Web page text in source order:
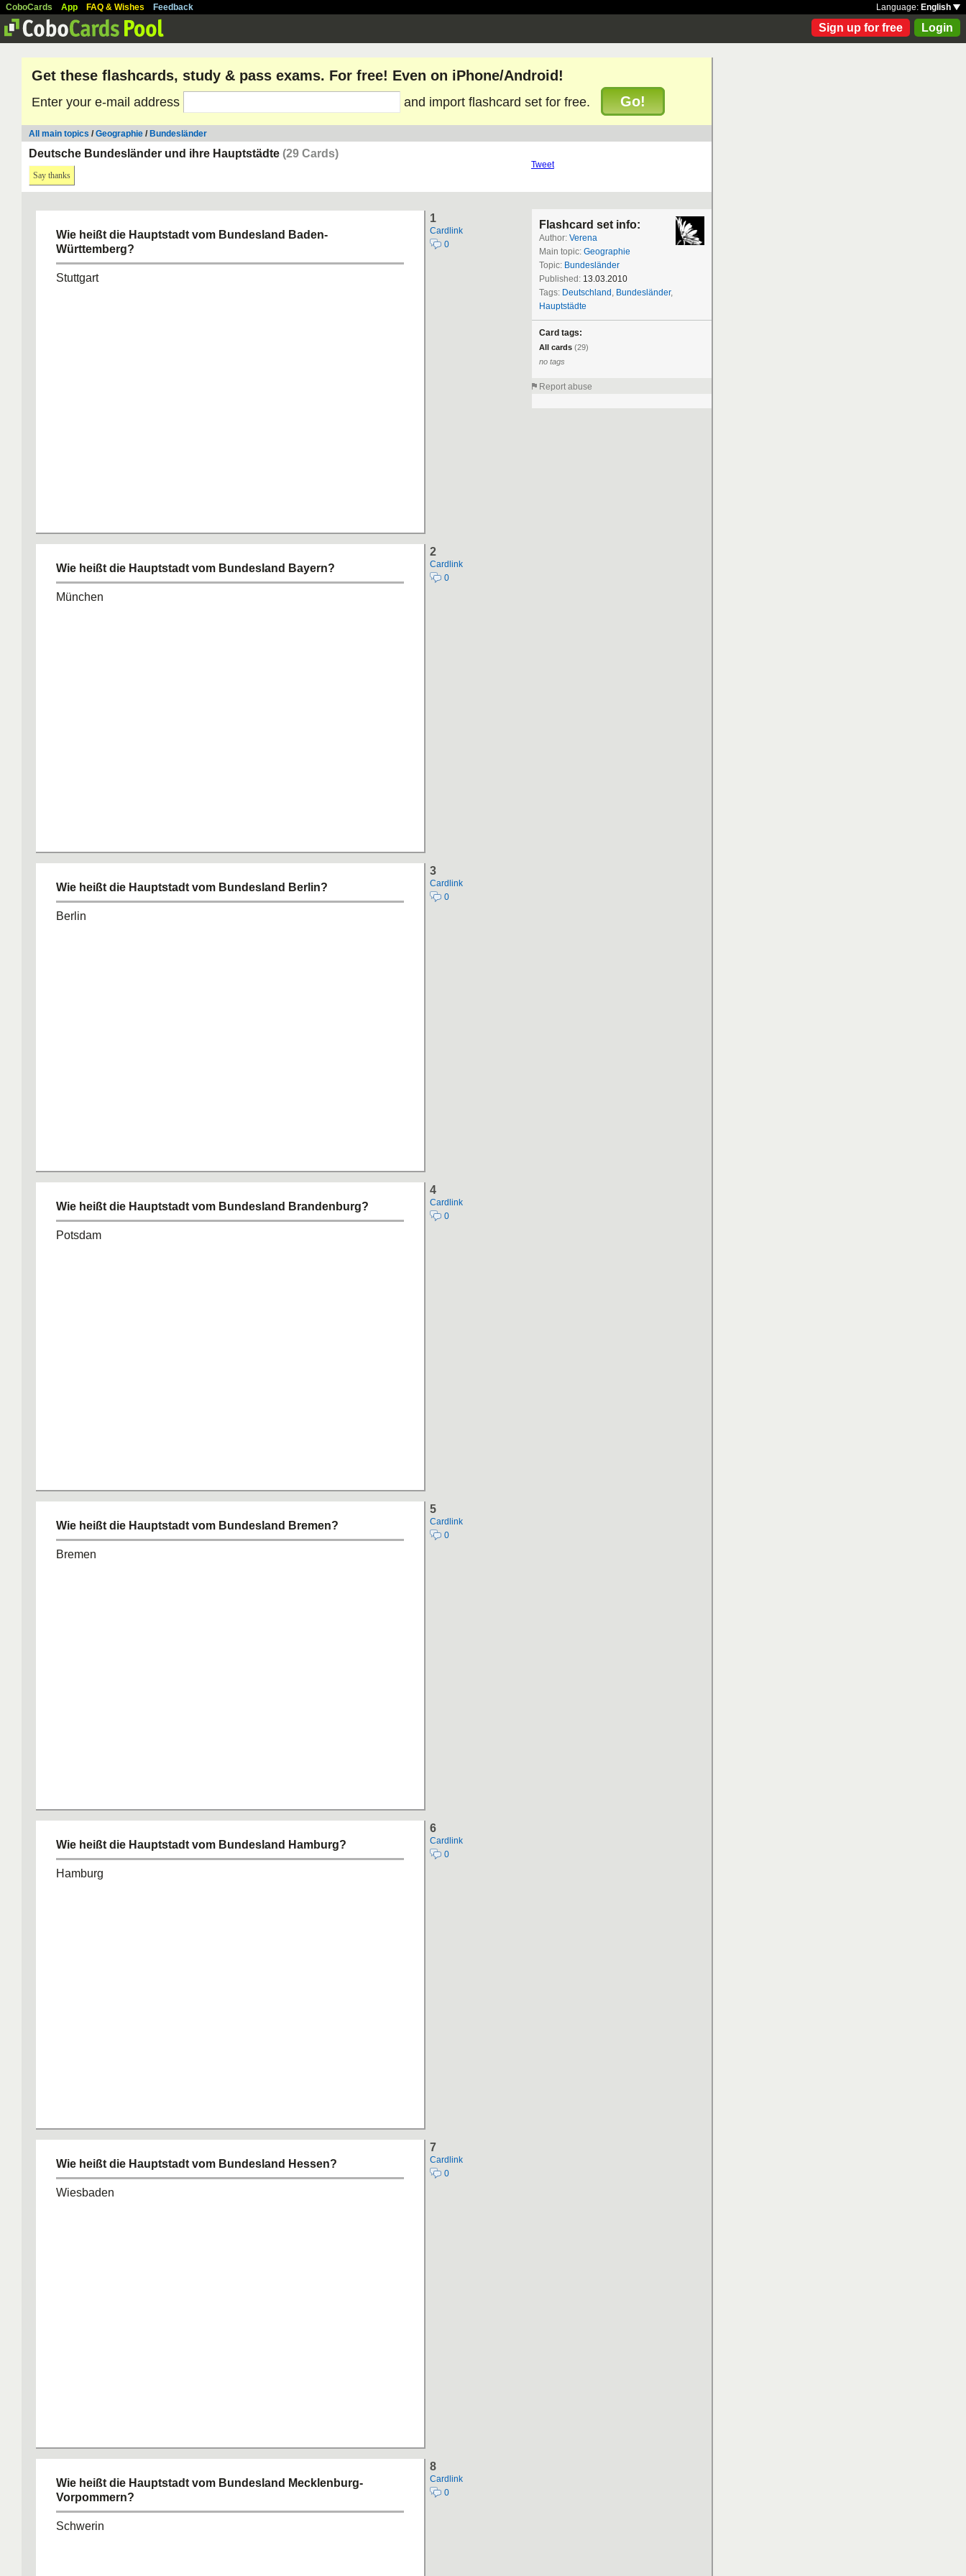
CoboCards App FAQ & Wishes Feedback Language: English
Sign up for free Login
Get these flashcards, study & pass exams. For free! Even on iPhone/Android!
Enter your e-mail address and import flashcard set for free. Go!
All main topics /Geographie / Bundesländer
Deutsche Bundesländer und ihre Hauptstädte (29 Cards)
Say thanks
Tweet
1
Cardlink
0
Wie heißt die Hauptstadt vom Bundesland Baden-
Württemberg?
Stuttgart
2
Cardlink
0
Wie heißt die Hauptstadt vom Bundesland Bayern?
München
3
Cardlink
0
Wie heißt die Hauptstadt vom Bundesland Berlin?
Berlin
4
Cardlink
0
Wie heißt die Hauptstadt vom Bundesland Brandenburg?
Potsdam
5
Cardlink
0
Wie heißt die Hauptstadt vom Bundesland Bremen?
Bremen
6
Cardlink
0
Wie heißt die Hauptstadt vom Bundesland Hamburg?
Hamburg
7
Cardlink
0
Wie heißt die Hauptstadt vom Bundesland Hessen?
Wiesbaden
8
Cardlink
0
Wie heißt die Hauptstadt vom Bundesland Mecklenburg-
Vorpommern?
Schwerin
Flashcard set info:
Author: Verena
Main topic: Geographie
Topic: Bundesländer
Published: 13.03.2010
Tags: Deutschland , Bundesländer,
Hauptstädte
Card tags:
All cards (29)
no tags
Report abuse